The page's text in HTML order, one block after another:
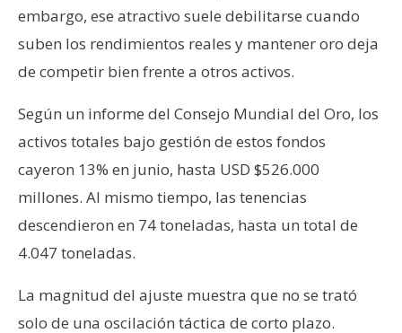
y
P
u
l
i
c
d
a
d
embargo, ese atractivo suele debilitarse cuando
suben los rendimientos reales y mantener oro deja
de competir bien frente a otros activos.
Según un informe del Consejo Mundial del Oro, los
activos totales bajo gestión de estos fondos
cayeron 13% en junio, hasta USD $526.000
millones. Al mismo tiempo, las tenencias
descendieron en 74 toneladas, hasta un total de
4.047 toneladas.
La magnitud del ajuste muestra que no se trató
solo de una oscilación táctica de corto plazo.